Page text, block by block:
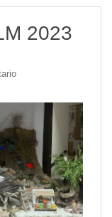
2023